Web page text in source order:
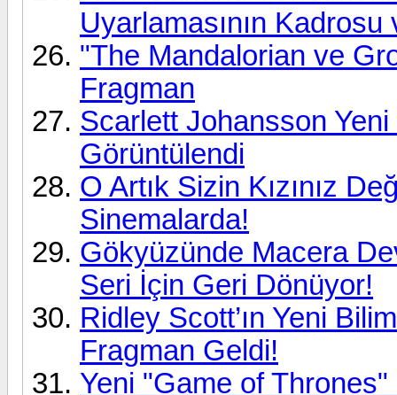
Uyarlamasının Kadrosu
"The Mandalorian ve
Fragman
Scarlett Johansson
Görüntülendi
O Artık Sizin Kızınız
Sinemalarda!
Gökyüzünde Macera
Seri İçin Geri Dönüyor!
Ridley Scott’ın Yeni
Fragman Geldi!
Yeni "Game of